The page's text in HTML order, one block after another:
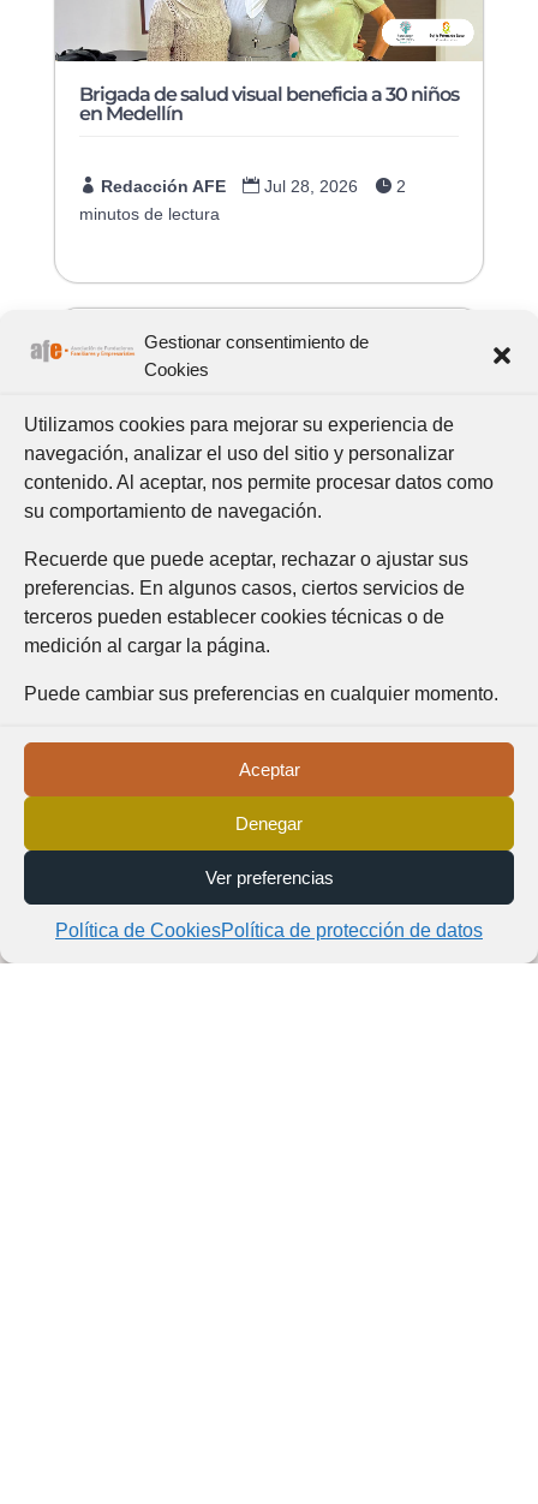
Gestionar consentimiento de
Cookies
Utilizamos cookies para mejorar su experiencia de
navegación, analizar el uso del sitio y personalizar
contenido. Al aceptar, nos permite procesar datos como
su comportamiento de navegación.
Recuerde que puede aceptar, rechazar o ajustar sus
preferencias. En algunos casos, ciertos servicios de
terceros pueden establecer cookies técnicas o de
medición al cargar la página.
Puede cambiar sus preferencias en cualquier momento.
Aceptar
Denegar
Ver preferencias
Política de CookiesPolítica de protección de datos
Brigada de salud visual beneficia a 30 niños
en Medellín
 Redacción AFE  Jul 28, 2026  2
minutos de lectura
Un nuevo aliado para seguir
transformando la educación en Antioquia
Redacción AFE Jul 23, 2026
2
minutos de lectura